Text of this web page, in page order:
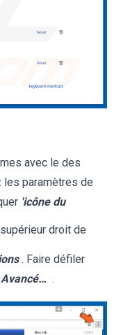
avec le des
paramètres de
'icône du
droit de
. Faire défiler
Avancé… .